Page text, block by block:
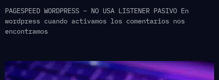
PAGESPEED WORDPRESS – NO USA LISTENER PASIVO En
wordpress cuando activamos los comentarios nos
encontramos